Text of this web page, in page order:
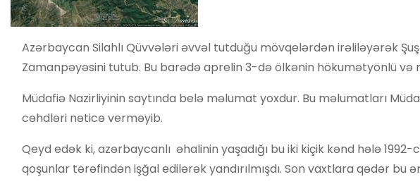
Azərbaycan Silahlı Qüvvələri əvvəl tutduğu mövqelərdən irəliləyərək
Zamanpəyəsini tutub. Bu barədə aprelin 3-də ölkənin hökumətyönlü və
Müdafiə Nazirliyinin saytında belə məlumat yoxdur. Bu məlumatları
cəhdləri nəticə verməyib.
Qeyd edək ki, azərbaycanlı əhalinin yaşadığı bu iki kiçik kənd hələ
qoşunlar tərəfindən işğal edilərək yandırılmışdı. Son vaxtlara qədər bu